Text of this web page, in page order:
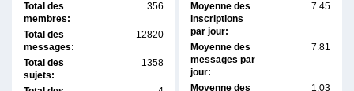
Total des
membres:
356
Total des
messages:
12820
Total des
sujets:
1358
Moyenne des
inscriptions
par jour:
7.45
Moyenne des
messages par
jour:
7.81
Moyenne des
1.03